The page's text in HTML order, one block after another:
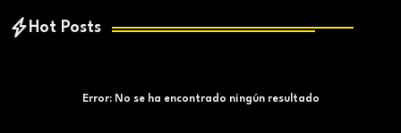
Hot Posts
Error:No se ha encontrado ningún resultado